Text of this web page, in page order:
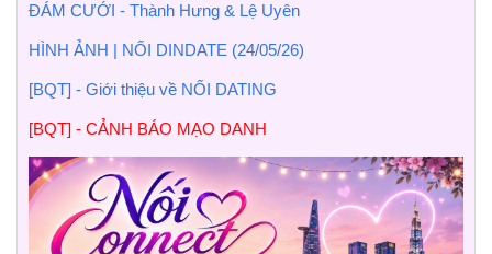
ĐÁM CƯỚI - Thành Hưng & Lệ Uyên
HÌNH ẢNH | NỐI DINDATE (24/05/26)
[BQT] - Giới thiệu về NỐI DATING
[BQT] - CẢNH BÁO MẠO DANH